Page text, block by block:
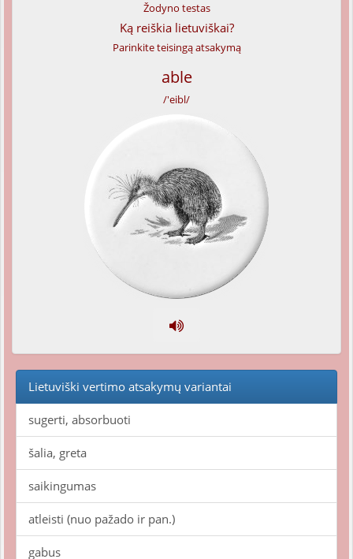
Žodyno testas
Ką reiškia lietuviškai?
Parinkite teisingą atsakymą
able
/'eibl/
Lietuviški vertimo atsakymų variantai
sugerti, absorbuoti
šalia, greta
saikingumas
atleisti (nuo pažado ir pan.)
gabus